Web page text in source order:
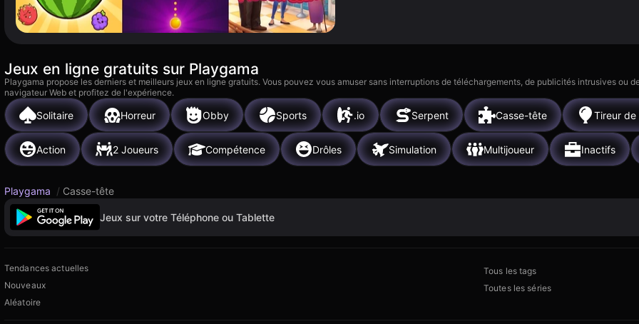
Jeux en ligne gratuits sur Playgama
Playgama propose les derniers et meilleurs jeux en ligne gratuits. Vous pouvez vous amuser sans interruptions de téléchargements, de publicités intrusives ou
navigateur Web et profitez de l'expérience.
Solitaire Horreur Obby Sports .io Serpent Casse-tête Tireur de
Action 2 Joueurs Compétence Drôles Simulation Multijoueur Inactifs
Playgama / Casse-tête
Jeux sur votre Téléphone ou Tablette
Tendances actuelles
Nouveaux
Aléatoire
Tous les tags
Toutes les séries